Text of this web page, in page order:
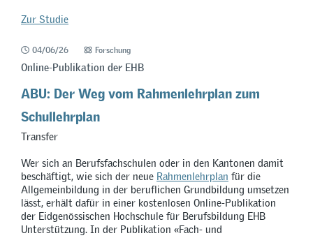
Zur Studie
04/06/26 Forschung
Online-Publikation der EHB
ABU: Der Weg vom Rahmenlehrplan zum
Schullehrplan
Transfer
Wer sich an Berufsfachschulen oder in den Kantonen damit
beschäftigt, wie sich der neue Rahmenlehrplan für die
Allgemeinbildung in der beruflichen Grundbildung umsetzen
lässt, erhält dafür in einer kostenlosen Online-Publikation
der Eidgenössischen Hochschule für Berufsbildung EHB
Unterstützung. In der Publikation «Fach- und